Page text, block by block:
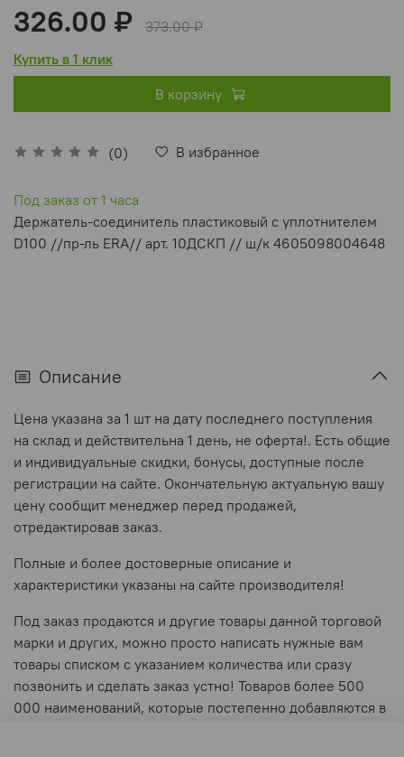
(0) В избранное
326.00 ₽
373.00 ₽
Купить в 1 клик
В корзину
Под заказ от 1 часа
Держатель-соединитель пластиковый с уплотнителем
D100 //пр-ль ERA// арт. 10ДСКП // ш/к 4605098004648
Описание
Цена указана за 1 шт на дату последнего поступления
на склад и действительна 1 день, не оферта!. Есть общие
и индивидуальные скидки, бонусы, доступные после
регистрации на сайте. Окончательную актуальную вашу
цену сообщит менеджер перед продажей,
отредактировав заказ.
Полные и более достоверные описание и
характеристики указаны на сайте производителя!
Под заказ продаются и другие товары данной торговой
марки и других, можно просто написать нужные вам
товары списком с указанием количества или сразу
позвонить и сделать заказ устно! Товаров более 500
000 наименований, которые постепенно добавляются в